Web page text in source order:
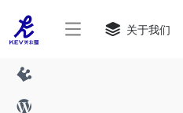
关于我们